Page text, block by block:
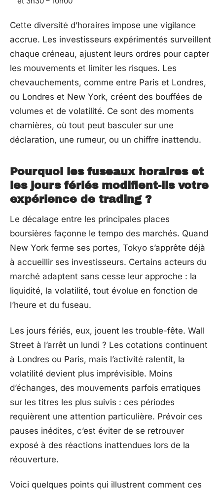
Cette diversité d’horaires impose une vigilance
accrue. Les investisseurs expérimentés surveillent
chaque créneau, ajustent leurs ordres pour capter
les mouvements et limiter les risques. Les
chevauchements, comme entre Paris et Londres,
ou Londres et New York, créent des bouffées de
volumes et de volatilité. Ce sont des moments
charnières, où tout peut basculer sur une
déclaration, une rumeur, ou un chiffre inattendu.
Pourquoi les fuseaux horaires et
les jours fériés modifient-ils votre
expérience de trading ?
Le décalage entre les principales places
boursières façonne le tempo des marchés. Quand
New York ferme ses portes, Tokyo s’apprête déjà
à accueillir ses investisseurs. Certains acteurs du
marché adaptent sans cesse leur approche : la
liquidité, la volatilité, tout évolue en fonction de
l’heure et du fuseau.
Les jours fériés, eux, jouent les trouble-fête. Wall
Street à l’arrêt un lundi ? Les cotations continuent
à Londres ou Paris, mais l’activité ralentit, la
volatilité devient plus imprévisible. Moins
d’échanges, des mouvements parfois erratiques
sur les titres les plus suivis : ces périodes
requièrent une attention particulière. Prévoir ces
pauses inédites, c’est éviter de se retrouver
exposé à des réactions inattendues lors de la
réouverture.
Voici quelques points qui illustrent comment ces